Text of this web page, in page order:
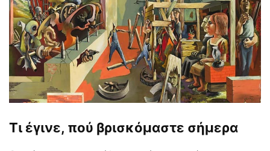
Τι έγινε, πού βρισκόμαστε σήμερα